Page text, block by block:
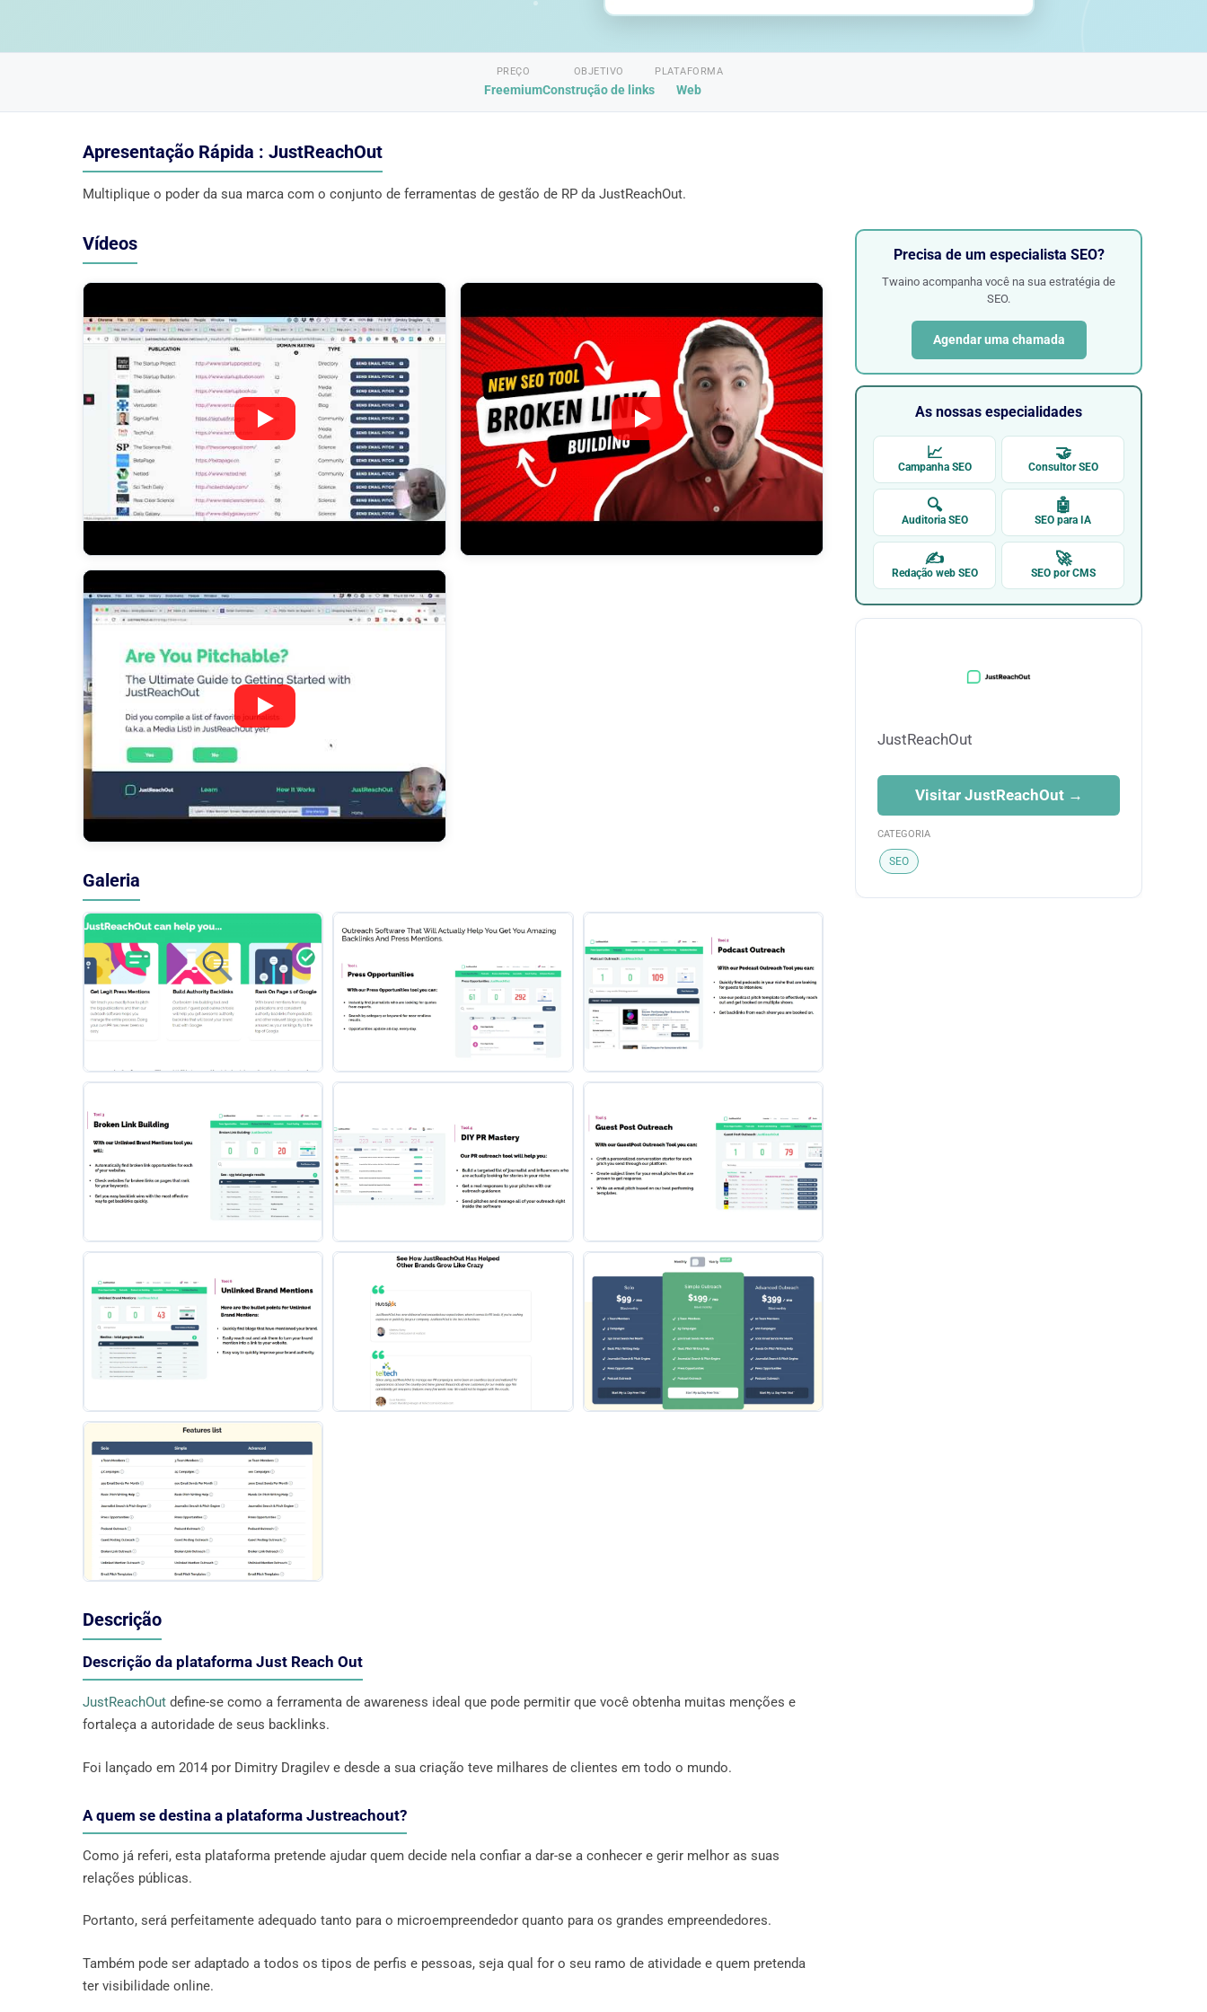
PREÇO
Freemium
OBJETIVO
Construção de links
PLATAFORMA
Web
Apresentação Rápida : JustReachOut
Multiplique o poder da sua marca com o conjunto de ferramentas de gestão de RP da JustReachOut.
Vídeos
Galeria
Descrição
Descrição da plataforma Just Reach Out
JustReachOut define-se como a ferramenta de awareness ideal que pode permitir que você obtenha muitas menções e
fortaleça a autoridade de seus backlinks.
Foi lançado em 2014 por Dimitry Dragilev e desde a sua criação teve milhares de clientes em todo o mundo.
A quem se destina a plataforma Justreachout?
Como já referi, esta plataforma pretende ajudar quem decide nela confiar a dar-se a conhecer e gerir melhor as suas
relações públicas.
Portanto, será perfeitamente adequado tanto para o microempreendedor quanto para os grandes empreendedores.
Também pode ser adaptado a todos os tipos de perfis e pessoas, seja qual for o seu ramo de atividade e quem pretenda
ter visibilidade online.
Precisa de um especialista SEO?
Twaino acompanha você na sua estratégia de
SEO.
Agendar uma chamada
As nossas especialidades
📈
Campanha SEO
🤝
Consultor SEO
🔍
Auditoria SEO
🤖
SEO para IA
✍
Redação web SEO
🚀
SEO por CMS
JustReachOut
Visitar JustReachOut →
CATEGORIA
SEO